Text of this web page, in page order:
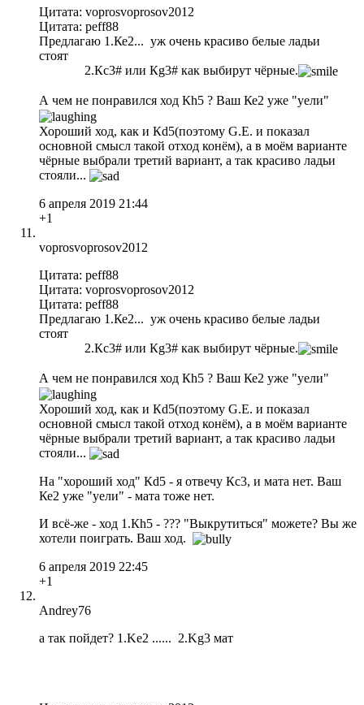
Цитата: voprosvoprosov2012
Цитата: peff88
Предлагаю 1.Ке2... уж очень красиво белые ладьи
стоят
2.Кс3# или Кg3# как выбирут чёрные.
А чем не понравился ход Кh5 ? Ваш Ке2 уже "уели"
Хороший ход, как и Кd5(поэтому G.E. и показал
основной смысл такой отход конём), а в моём варианте
чёрные выбрали третий вариант, а так красиво ладьи
стояли...
6 апреля 2019 21:44
+1
voprosvoprosov2012
Цитата: peff88
Цитата: voprosvoprosov2012
Цитата: peff88
Предлагаю 1.Ке2... уж очень красиво белые ладьи
стоят
2.Кс3# или Кg3# как выбирут чёрные.
А чем не понравился ход Кh5 ? Ваш Ке2 уже "уели"
Хороший ход, как и Кd5(поэтому G.E. и показал
основной смысл такой отход конём), а в моём варианте
чёрные выбрали третий вариант, а так красиво ладьи
стояли...
На "хороший ход" Кd5 - я отвечу Кс3, и мата нет. Ваш
Ке2 уже "уели" - мата тоже нет.
И всё-же - ход 1.Кh5 - ??? "Выкрутиться" можете? Вы же
хотели поиграть. Ваш ход.
6 апреля 2019 22:45
+1
Andrey76
а так пойдет? 1.Ke2 ...... 2.Kg3 мат